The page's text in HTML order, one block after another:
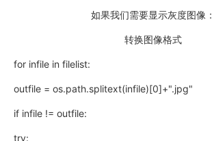
如果我们需要显示灰度图像：
转换图像格式
for infile in filelist:
outfile = os.path.splitext(infile)[0]+".jpg"
if infile != outfile:
try: